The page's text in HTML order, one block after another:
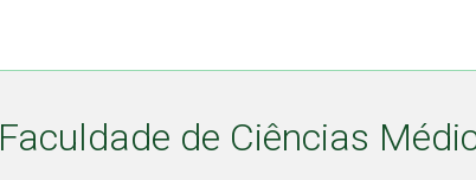
Faculdade de Ciências